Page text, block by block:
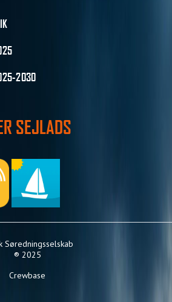
2030
SEJLADS
Søredningsselskab
® 2025
Crewbase